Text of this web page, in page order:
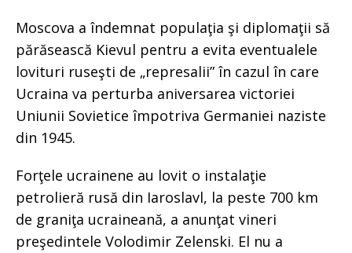
Moscova a îndemnat populaţia şi diplomaţii să
părăsească Kievul pentru a evita eventualele
lovituri ruseşti de „represalii” în cazul în care
Ucraina va perturba aniversarea victoriei
Uniunii Sovietice împotriva Germaniei naziste
din 1945.
Forţele ucrainene au lovit o instalaţie
petrolieră rusă din Iaroslavl, la peste 700 km
de graniţa ucraineană, a anunţat vineri
preşedintele Volodimir Zelenski. El nu a